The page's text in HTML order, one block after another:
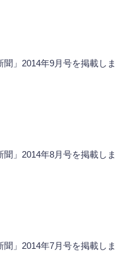
聞」2014年9月号を掲載しま
聞」2014年8月号を掲載しま
聞」2014年7月号を掲載しま